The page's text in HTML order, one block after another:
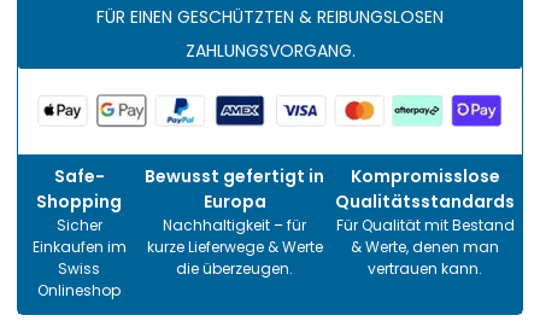
FÜR EINEN GESCHÜTZTEN & REIBUNGSLOSEN
ZAHLUNGSVORGANG.
Safe-
Shopping
Sicher
Einkaufen im
Swiss
Onlineshop
Bewusst gefertigt in
Europa
Nachhaltigkeit – für
kurze Lieferwege & Werte
die überzeugen.
Kompromisslose
Qualitätsstandards
Für Qualität mit Bestand
& Werte, denen man
vertrauen kann.